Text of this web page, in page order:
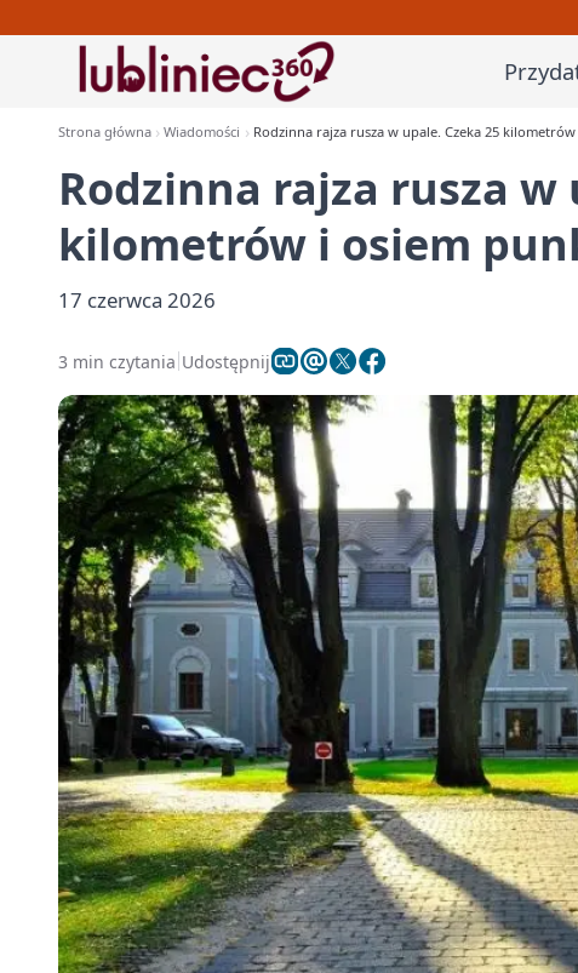
Strona główna Wiadomości Rodzinna rajza rusza w upale. Czeka 25
Rodzinna rajza rusza w
kilometrów i osiem
17 czerwca 2026
3 min czytania Udostępnij